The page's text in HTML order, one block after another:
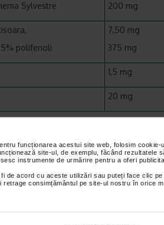
funcționarea acestui site web, folosim
site-ul, de exemplu, făcând rezultatele
instrumente de urmărire pentru a oferi
de acord cu aceste utilizări sau puteți face clic
consimțământul pe site-ul nostru în orice
Sylvestre 200 mg
polifenoli
7,50 mg
375 mg
1,5 mg
20 mg
de Referinta nu a fost stabilita
2 ori pe zi, inainte de masa.